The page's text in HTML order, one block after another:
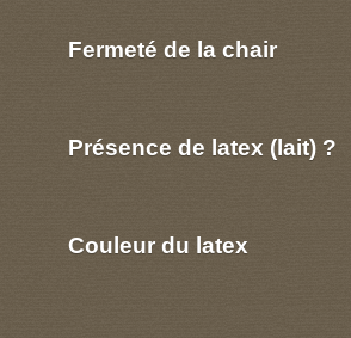
Fermeté de la chair
Présence de latex (lait) ?
Couleur du latex